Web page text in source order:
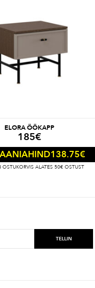
ELORA ÖÖKAPP
185€
138.75€
OSTUKORVIS ALATES 50€ OSTUST